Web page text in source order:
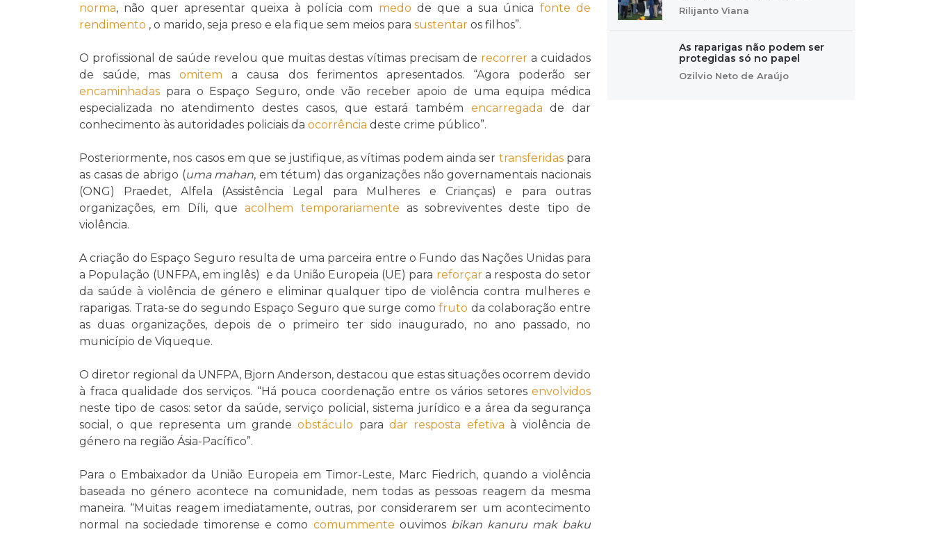
norma, não quer apresentar queixa à polícia com medode que a sua única fonte de
rendimento , o marido, seja preso e ela fique sem meios para sustentar os filhos”.
O profissional de saúde revelou que muitas destas vítimas precisam de recorrera cuidados
de saúde, masomitema causa dos ferimentos apresentados. “Agora poderão ser
encaminhadas para o Espaço Seguro, onde vão receber apoio de uma equipa médica
especializada no atendimento destes casos, que estará também encarregadade dar
conhecimento às autoridades policiais da ocorrência deste crime público”.
Posteriormente, nos casos em que se justifique, as vítimas podem ainda ser transferidas para
as casas de abrigo (uma mahan, em tétum) das organizações não governamentais nacionais
(ONG) Praedet, Alfela (Assistência Legal para Mulheres e Crianças) e para outras
organizações, em Díli, queacolhem temporariamente as sobreviventes deste tipo de
violência.
A criação do Espaço Seguro resulta de uma parceira entre o Fundo das Nações Unidas para
a População (UNFPA, em inglês) e da União Europeia (UE) para reforçara resposta do setor
da saúde à violência de género e eliminar qualquer tipo de violência contra mulheres e
raparigas. Trata-se do segundo Espaço Seguro que surge comofruto da colaboração entre
as duas organizações, depois de o primeiro ter sido inaugurado, no ano passado, no
município de Viqueque.
O diretor regional da UNFPA, Bjorn Anderson, destacou que estas situações ocorrem devido
à fraca qualidade dos serviços. “Há pouca coordenação entre os vários setores envolvidos
neste tipo de casos: setor da saúde, serviço policial, sistema jurídico e a área da segurança
social, o que representa um grandeobstáculo paradar resposta efetivaà violência de
género na região Ásia-Pacífico”.
Para o Embaixador da União Europeia em Timor-Leste, Marc Fiedrich, quando a violência
baseada no género acontece na comunidade, nem todas as pessoas reagem da mesma
maneira. “Muitas reagem imediatamente, outras, por considerarem ser um acontecimento
normal na sociedade timorense e como comummente ouvimos bikan kanuru mak baku
Rilijanto Viana
As raparigas não podem ser
protegidas só no papel
Ozilvio Neto de Araújo